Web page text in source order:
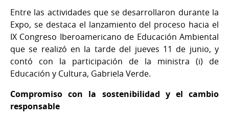
Entre las actividades que se desarrollaron durante la
Expo, se destaca el lanzamiento del proceso hacia el
IX Congreso Iberoamericano de Educación Ambiental
que se realizó en la tarde del jueves 11 de junio, y
contó con la participación de la ministra (i) de
Educación y Cultura, Gabriela Verde.
Compromiso con la sostenibilidad y el cambio
responsable